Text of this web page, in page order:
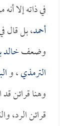
في ذاته إلا
أحمد، بل قال
وضعف
الترمذي، و
وهنا قرائن
قرائن الرد،